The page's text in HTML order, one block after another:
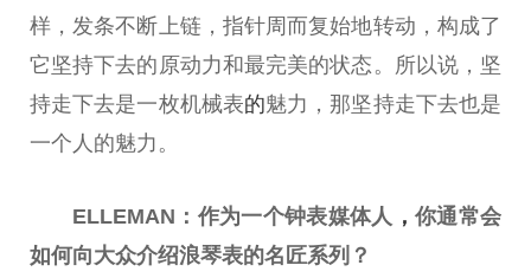
样，发条不断上链，指针周而复始地转动，构成了
它坚持下去的原动力和最完美的状态。所以说，坚
持走下去是一枚机械表的魅力，那坚持走下去也是
一个人的魅力。
ELLEMAN： 作为一个钟表媒体人 ，你通常会
如何向大众介绍浪琴表的名匠系列？